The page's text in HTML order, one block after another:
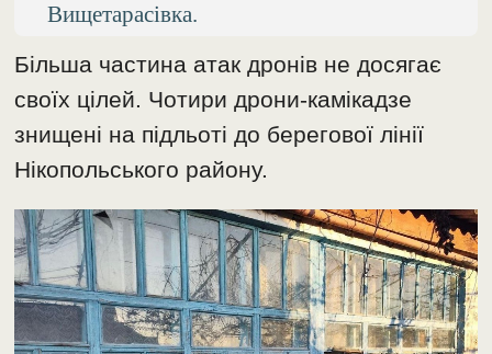
Вищетарасівка.
Більша частина атак дронів не досягає
своїх цілей. Чотири дрони-камікадзе
знищені на підльоті до берегової лінії
Нікопольського району.